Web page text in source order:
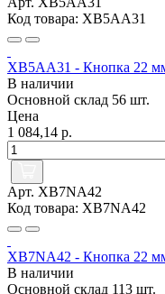
Код товара: XB5AA31
XB5AA31 - Кнопка 22 мм
В наличии
Основной склад 56 шт.
Цена
1 084,14 р.
Арт. XB7NA42
Код товара: XB7NA42
XB7NA42 - Кнопка 22
В наличии
Основной склад 113 шт.